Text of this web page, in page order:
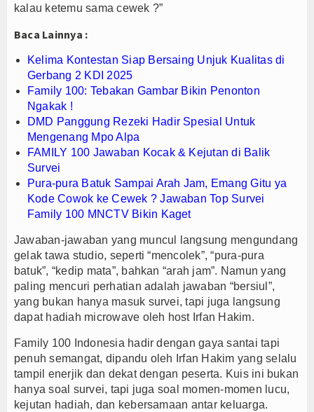
kalau ketemu sama cewek ?”
Baca Lainnya :
Kelima Kontestan Siap Bersaing Unjuk Kualitas di
Gerbang 2 KDI 2025
Family 100: Tebakan Gambar Bikin Penonton
Ngakak !
DMD Panggung Rezeki Hadir Spesial Untuk
Mengenang Mpo Alpa
FAMILY 100 Jawaban Kocak & Kejutan di Balik
Survei
Pura-pura Batuk Sampai Arah Jam, Emang Gitu ya
Kode Cowok ke Cewek ? Jawaban Top Survei
Family 100 MNCTV Bikin Kaget
Jawaban-jawaban yang muncul langsung mengundang
gelak tawa studio, seperti “mencolek”, “pura-pura
batuk”, “kedip mata”, bahkan “arah jam”. Namun yang
paling mencuri perhatian adalah jawaban “bersiul”,
yang bukan hanya masuk survei, tapi juga langsung
dapat hadiah microwave oleh host Irfan Hakim.
Family 100 Indonesia hadir dengan gaya santai tapi
penuh semangat, dipandu oleh Irfan Hakim yang selalu
tampil enerjik dan dekat dengan peserta. Kuis ini bukan
hanya soal survei, tapi juga soal momen-momen lucu,
kejutan hadiah, dan kebersamaan antar keluarga.